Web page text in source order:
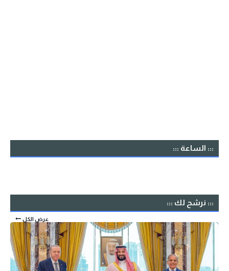
::: الساعة :::
::: نرشح لك :::
عرض الكل